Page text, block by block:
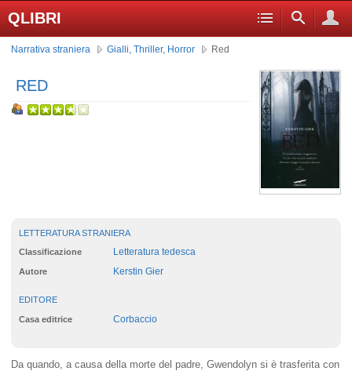
QLIBRI
Narrativa straniera Gialli, Thriller, Horror Red
RED
LETTERATURA STRANIERA
Classificazione Letteratura tedesca
Autore Kerstin Gier
EDITORE
Casa editrice Corbaccio
Da quando, a causa della morte del padre, Gwendolyn si è trasferita con